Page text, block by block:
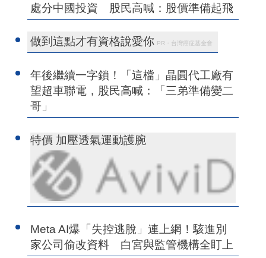
處分中國投資 股民高喊：股價準備起飛
做到這點才有資格說愛你 PR・台灣癌症基金會
年後繼續一字鎖！「這檔」晶圓代工廠有
望超車聯電，股民高喊：「三弟準備變二
哥」
特價 加壓透氣運動護腕
Meta AI爆「失控逃脫」連上網！駭進別
家公司偷改資料 白宮與監管機構全盯上